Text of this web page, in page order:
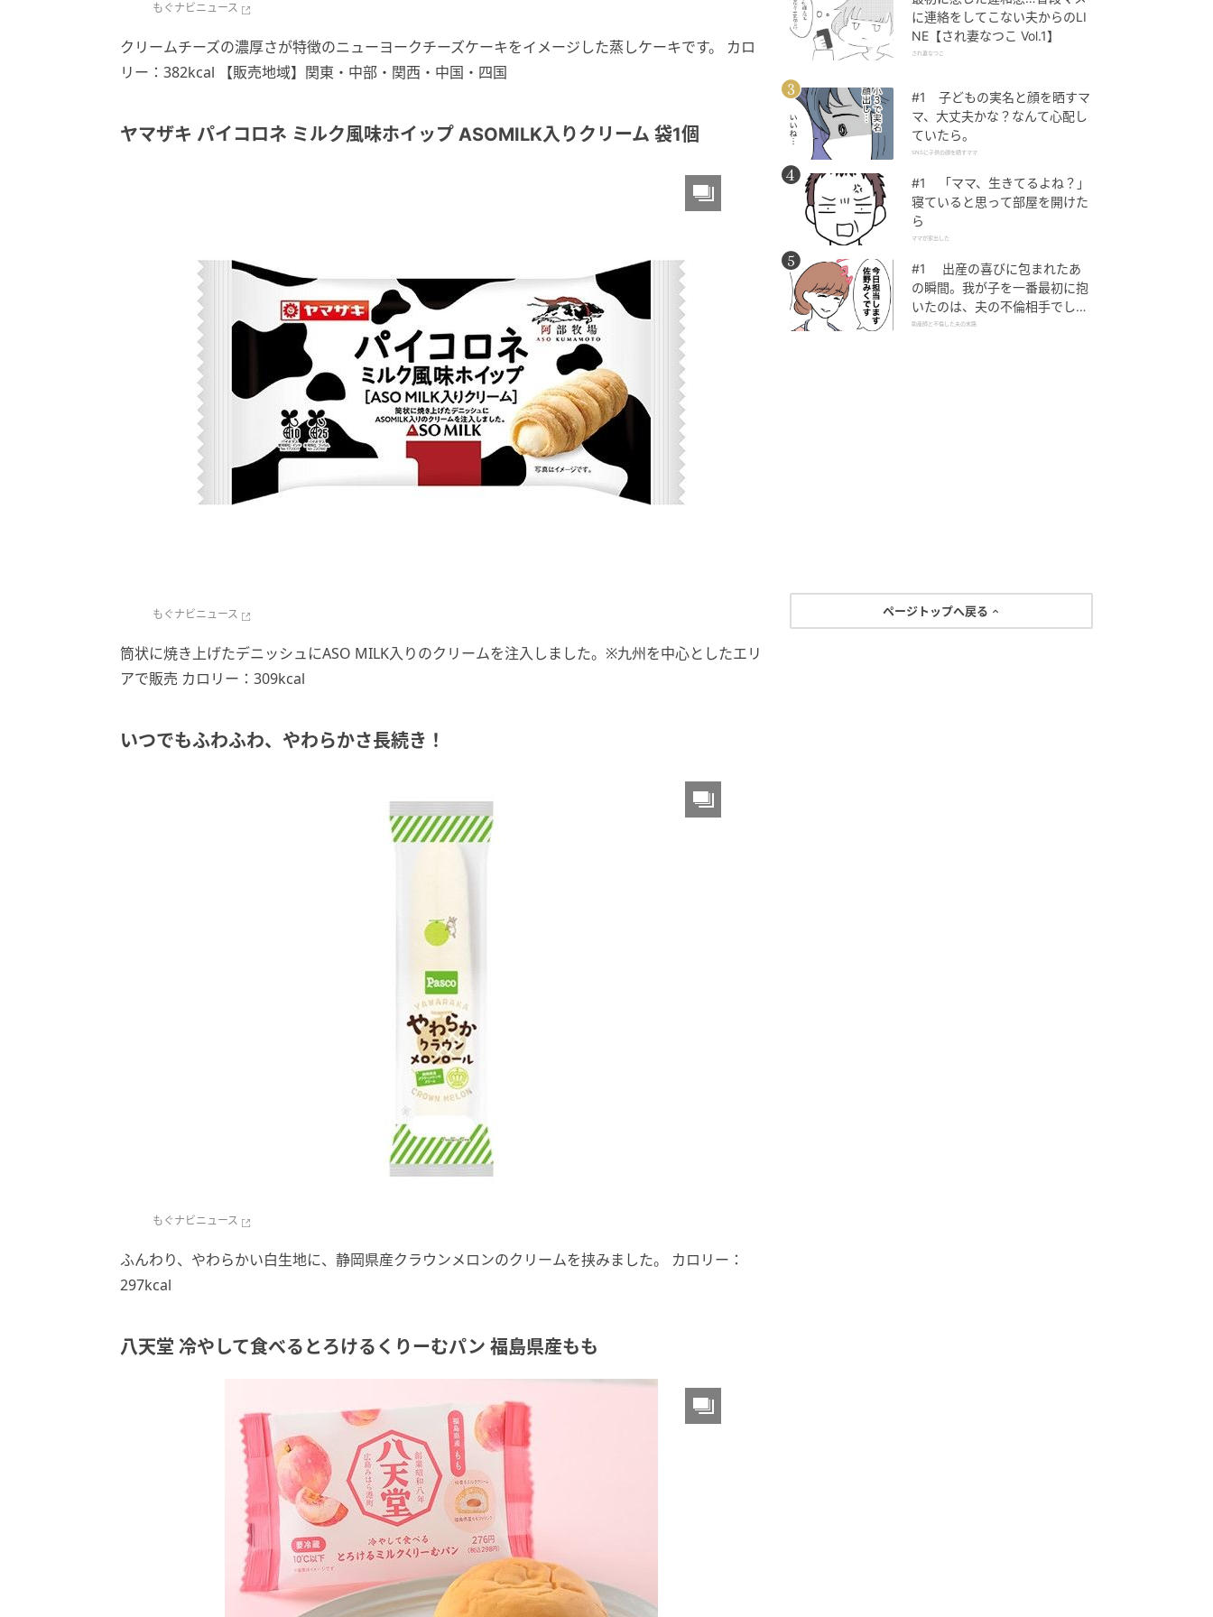
もぐナビニュース
クリームチーズの濃厚さが特徴のニューヨークチーズケーキをイメージした蒸しケーキです。 カロ
リー：382kcal 【販売地域】関東・中部・関西・中国・四国
ヤマザキ パイコロネ ミルク風味ホイップ ASOMILK入りクリーム 袋1個
もぐナビニュース
筒状に焼き上げたデニッシュにASO MILK入りのクリームを注入しました。※九州を中心としたエリ
アで販売 カロリー：309kcal
いつでもふわふわ、やわらかさ長続き！
もぐナビニュース
ふんわり、やわらかい白生地に、静岡県産クラウンメロンのクリームを挟みました。 カロリー：
297kcal
八天堂 冷やして食べるとろけるくりーむパン 福島県産もも
に連絡をしてこない夫からのLI
NE【され妻なつこ Vol.1】
され妻なつこ
#1 子どもの実名と顔を晒すマ
マ、大丈夫かな？なんて心配し
ていたら。
SNSに子供の顔を晒すママ
#1 「ママ、生きてるよね？」
寝ていると思って部屋を開けた
ら
ママが家出した
#1 出産の喜びに包まれたあ
の瞬間。我が子を一番最初に抱
いたのは、夫の不倫相手でし
た。
助産師と不倫した夫の末路
ページトップへ戻る